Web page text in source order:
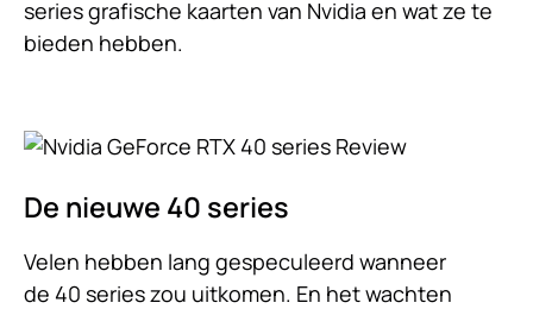
series grafische kaarten van Nvidia en wat ze te
bieden hebben.
De nieuwe 40 series
Velen hebben lang gespeculeerd wanneer
de 40 series zou uitkomen. En het wachten